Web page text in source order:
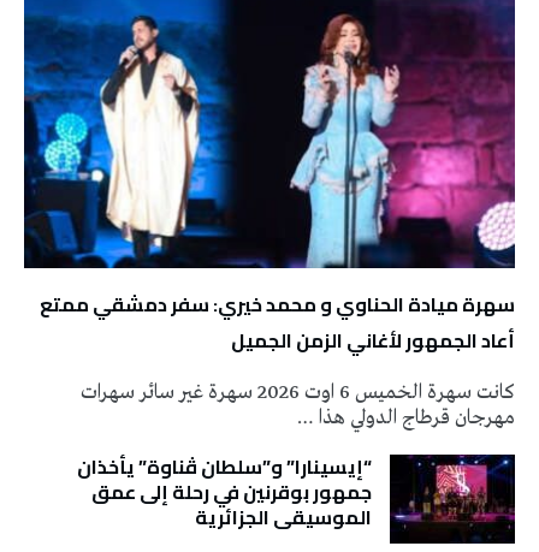
سهرة ميادة الحناوي و محمد خيري: سفر دمشقي ممتع
أعاد الجمهور لأغاني الزمن الجميل
كانت سهرة الخميس 6 اوت 2026 سهرة غير سائر سهرات
مهرجان قرطاج الدولي هذا …
“إيسينارا” و”سلطان ڤناوة” يأخذان
جمهور بوقرنين في رحلة إلى عمق
الموسيقى الجزائرية